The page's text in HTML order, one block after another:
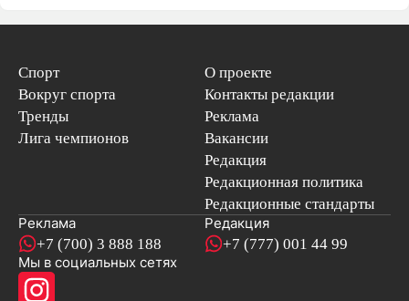
Спорт
Вокруг спорта
Тренды
Лига чемпионов
О проекте
Контакты редакции
Реклама
Вакансии
Редакция
Редакционная политика
Редакционные стандарты
Реклама
+7 (700) 3 888 188
Редакция
+7 (777) 001 44 99
Мы в социальных сетях